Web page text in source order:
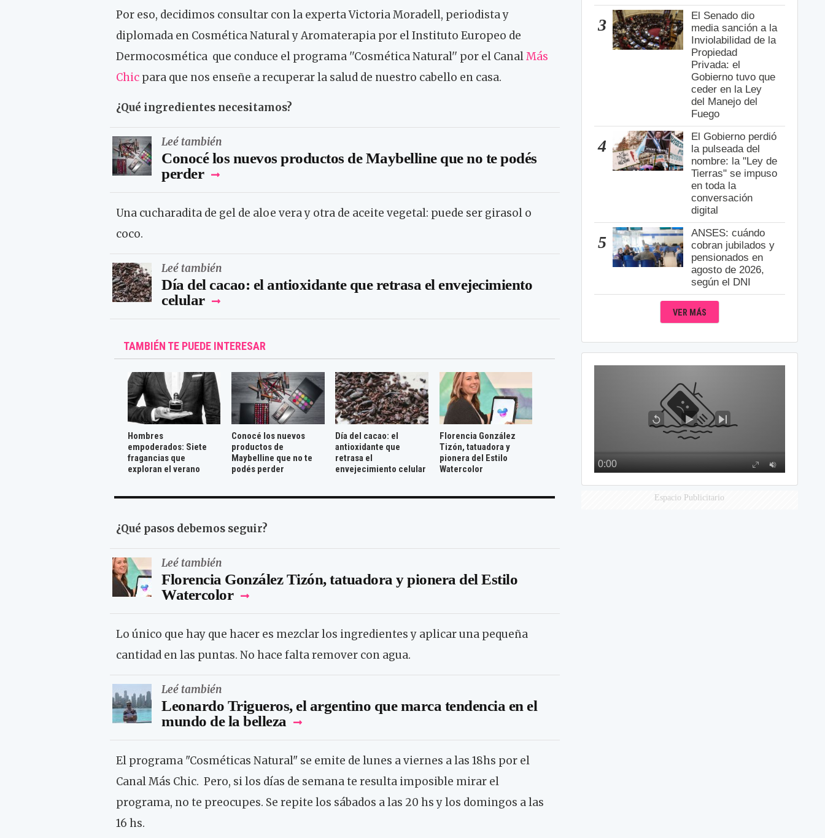
Por eso, decidimos consultar con la experta Victoria Moradell, periodista y
diplomada en Cosmética Natural y Aromaterapia por el Instituto Europeo de
Dermocosmética que conduce el programa ''Cosmética Natural'' por el CanalMás
Chic para que nos enseñe a recuperar la salud de nuestro cabello en casa.
¿Qué ingredientes necesitamos?
Leé también
Conocé los nuevos productos de Maybelline que no te podés
perder
Una cucharadita de gel de aloe vera y otra de aceite vegetal: puede ser girasol o
coco.
Leé también
Día del cacao: el antioxidante que retrasa el envejecimiento
celular
TAMBIÉN TE PUEDE INTERESAR
Hombres
empoderados: Siete
fragancias que
exploran el verano
Conocé los nuevos
productos de
Maybelline que no te
podés perder
Día del cacao: el
antioxidante que
retrasa el
envejecimiento celular
Florencia González
Tizón, tatuadora y
pionera del Estilo
Watercolor
¿Qué pasos debemos seguir?
Leé también
Florencia González Tizón, tatuadora y pionera del Estilo
Watercolor
Lo único que hay que hacer es mezclar los ingredientes y aplicar una pequeña
cantidad en las puntas. No hace falta remover con agua.
Leé también
Leonardo Trigueros, el argentino que marca tendencia en el
mundo de la belleza
El programa "Cosméticas Natural" se emite de lunes a viernes a las 18hs por el
Canal Más Chic. Pero, si los días de semana te resulta imposible mirar el
programa, no te preocupes. Se repite los sábados a las 20 hs y los domingos a las
16 hs.
3
El Senado dio
media sanción a la
Inviolabilidad de la
Propiedad
Privada: el
Gobierno tuvo que
ceder en la Ley
del Manejo del
Fuego
4
El Gobierno perdió
la pulseada del
nombre: la "Ley de
Tierras" se impuso
en toda la
conversación
digital
5
ANSES: cuándo
cobran jubilados y
pensionados en
agosto de 2026,
según el DNI
VER MÁS
Espacio Publicitario